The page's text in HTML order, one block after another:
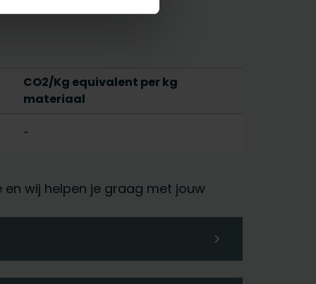
CO2/Kg equivalent per kg
materiaal
-
wij helpen je graag met jouw